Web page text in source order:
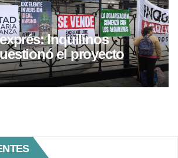
Inquilinos
el proyecto